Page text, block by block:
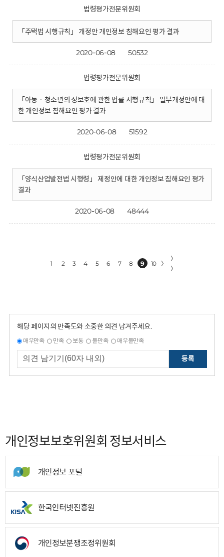
법령평가전문위원회
「주택법 시행규칙」 개정안 개인정보 침해요인 평가 결과
2020-06-08 50532
법령평가전문위원회
「아동ㆍ청소년의 성보호에 관한 법률 시행규칙」 일부개정안에 대
한 개인정보 침해요인 평가 결과
2020-06-08 51592
법령평가전문위원회
「양식산업발전법 시행령」 제정안에 대한 개인정보 침해요인 평가
결과
2020-06-08 48444
1 2 3 4 5 6 7 8 9 10 〉
〉
〉
해당 페이지의 만족도와 소중한 의견 남겨주세요.
매우만족 만족 보통 불만족 매우불만족
등록
개인정보보호위원회 정보서비스
개인정보 포털
한국인터넷진흥원
개인정보분쟁조정위원회